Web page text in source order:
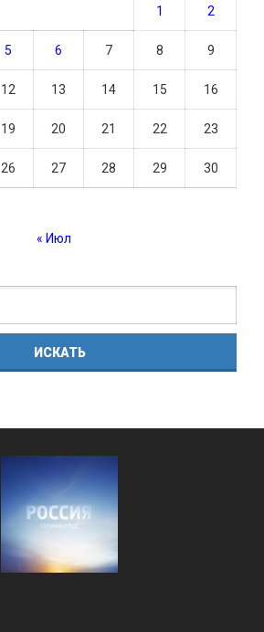
1 2
5 6 7 8 9
12 13 14 15 16
19 20 21 22 23
26 27 28 29 30
« Июл